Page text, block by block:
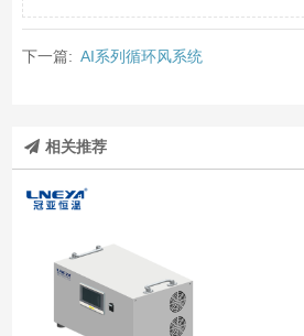
下一篇: AI系列循环风系统
相关推荐